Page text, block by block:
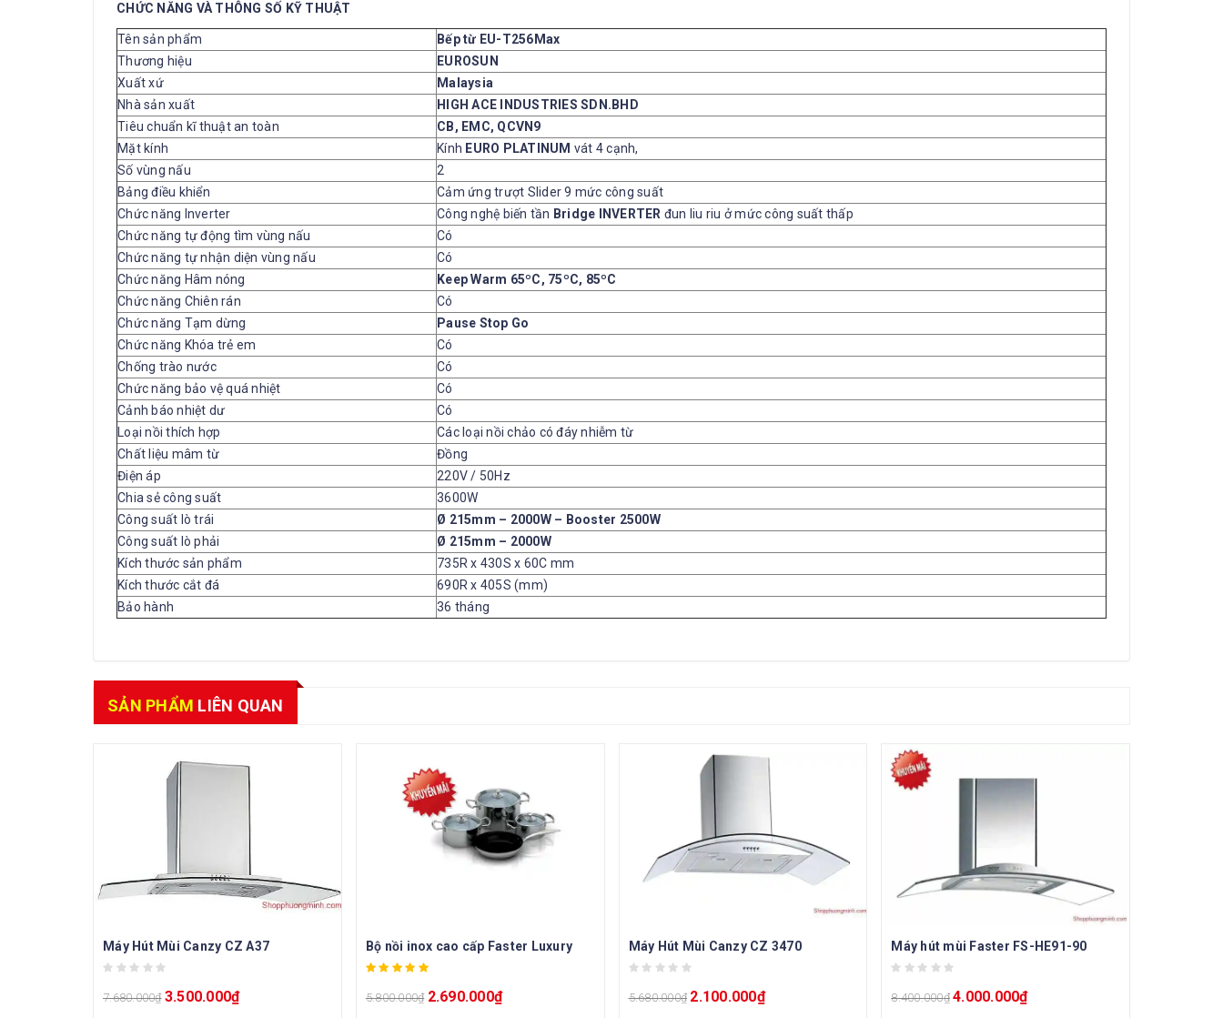
CHỨC NĂNG VÀ THÔNG SỐ KỸ THUẬT
Tên sản phẩm
Bếp từ EU-T256Max
Thương hiệu
EUROSUN
Xuất xứ
Malaysia
Nhà sản xuất
HIGH ACE INDUSTRIES SDN.BHD
Tiêu chuẩn kĩ thuật an toàn
CB, EMC, QCVN9
Mặt kính
Kính EURO PLATINUM vát 4 cạnh,
Số vùng nấu
2
Bảng điều khiển
Cảm ứng trượt Slider 9 mức công suất
Chức năng Inverter
Công nghệ biến tần Bridge INVERTER đun liu riu ở mức công suất thấp
Chức năng tự động tìm vùng nấu
Có
Chức năng tự nhận diện vùng nấu
Có
Chức năng Hâm nóng
Keep Warm 65ºC, 75ºC, 85ºC
Chức năng Chiên rán
Có
Chức năng Tạm dừng
Pause Stop Go
Chức năng Khóa trẻ em
Có
Chống trào nước
Có
Chức năng bảo vệ quá nhiệt
Có
Cảnh báo nhiệt dư
Có
Loại nồi thích hợp
Các loại nồi chảo có đáy nhiễm từ
Chất liệu mâm từ
Đồng
Điện áp
220V / 50Hz
Chia sẻ công suất
3600W
Công suất lò trái
Ø 215mm – 2000W – Booster 2500W
Công suất lò phải
Ø 215mm – 2000W
Kích thước sản phẩm
735R x 430S x 60C mm
Kích thước cắt đá
690R x 405S (mm)
Bảo hành
36 tháng
SẢN PHẨM LIÊN QUAN
Máy Hút Mùi Canzy CZ A37
7.680.000₫ 3.500.000₫
Bộ nồi inox cao cấp Faster Luxury
5.800.000₫ 2.690.000₫
Máy Hút Mùi Canzy CZ 3470
5.680.000₫ 2.100.000₫
Máy hút mùi Faster FS-HE91-90
8.400.000₫ 4.000.000₫